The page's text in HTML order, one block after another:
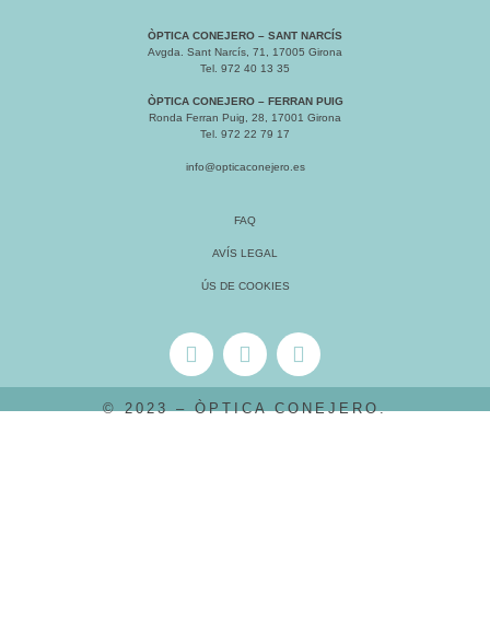
ÒPTICA CONEJERO – SANT NARCÍS
Avgda. Sant Narcís, 71, 17005 Girona
Tel. 972 40 13 35
ÒPTICA CONEJERO – FERRAN PUIG
Ronda Ferran Puig, 28, 17001 Girona
Tel. 972 22 79 17
info@opticaconejero.es
FAQ
AVÍS LEGAL
ÚS DE COOKIES
© 2023 – ÒPTICA CONEJERO.